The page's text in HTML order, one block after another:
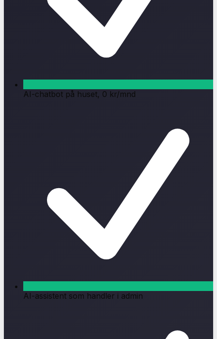
AI-chatbot på huset, 0 kr/mnd
AI-assistent som handler i admin